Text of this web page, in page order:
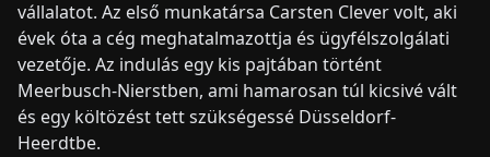
vállalatot. Az első munkatársa Carsten Clever volt, aki
évek óta a cég meghatalmazottja és ügyfélszolgálati
vezetője. Az indulás egy kis pajtában történt
Meerbusch-Nierstben, ami hamarosan túl kicsivé vált
és egy költözést tett szükségessé Düsseldorf-
Heerdtbe.